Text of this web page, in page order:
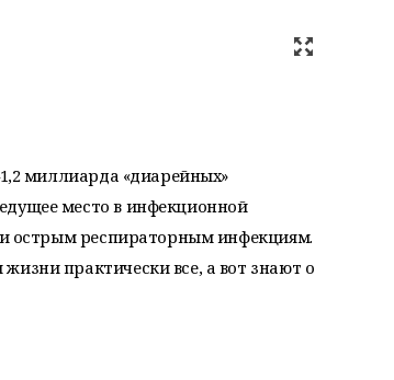
миллиарда «диарейных»
место в инфекционной
и острым респираторным инфекциям.
практически все, а вот знают о